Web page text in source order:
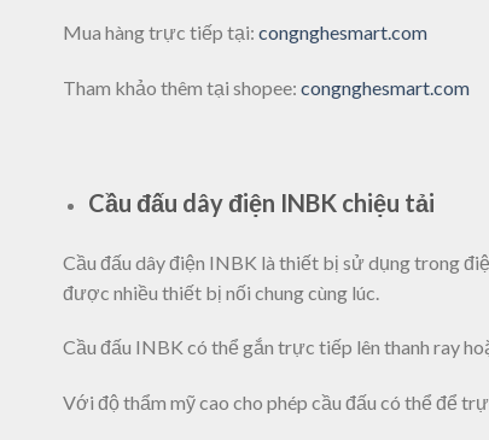
Mua hàng trực tiếp tại: congnghesmart.com
Tham khảo thêm tại shopee: congnghesmart.com
Cầu đấu dây điện INBK chiệu tải
Cầu đấu dây điện INBK là thiết bị sử dụng trong
được nhiều thiết bị nối chung cùng lúc.
Cầu đấu INBK có thể gắn trực tiếp lên thanh ray
Với độ thẩm mỹ cao cho phép cầu đấu có thể để